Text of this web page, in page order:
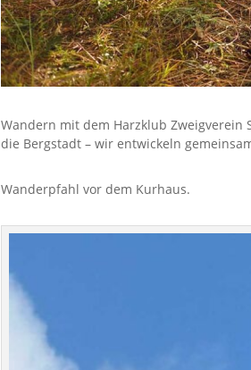
Wandern mit dem Harzklub Zweigverein
die Bergstadt – wir entwickeln
Wanderpfahl vor dem Kurhaus.